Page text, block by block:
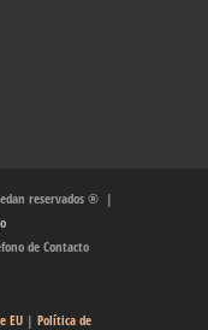
reservados ® |
de Contacto
EU | Política de